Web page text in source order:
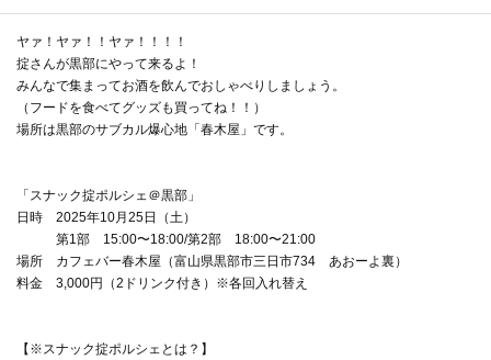
ヤァ！ヤァ！！ヤァ！！！！
掟さんが黒部にやって来るよ！
みんなで集まってお酒を飲んでおしゃべりしましょう。
（フードを食べてグッズも買ってね！！）
場所は黒部のサブカル爆心地「春木屋」です。
「スナック掟ポルシェ＠黒部」
日時 2025年10月25日（土）
第1部 15:00〜18:00/第2部 18:00〜21:00
場所 カフェバー春木屋（富山県黒部市三日市734 あおーよ裏）
料金 3,000円（2ドリンク付き）※各回入れ替え
【※スナック掟ポルシェとは？】